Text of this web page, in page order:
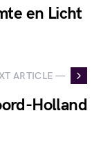
en Licht
ARTICLE —
Holland